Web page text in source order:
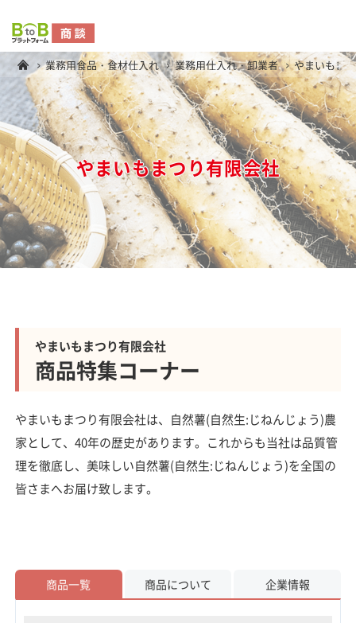
業務用食品・食材仕入れ 業務用仕入れ・卸業者 やまいもま
やまいもまつり有限会社
やまいもまつり有限会社
商品特集コーナー
やまいもまつり有限会社は、自然薯(自然生:じねんじょう)農
家として、40年の歴史があります。これからも当社は品質管
理を徹底し、美味しい自然薯(自然生:じねんじょう)を全国の
皆さまへお届け致します。
商品一覧 商品について 企業情報